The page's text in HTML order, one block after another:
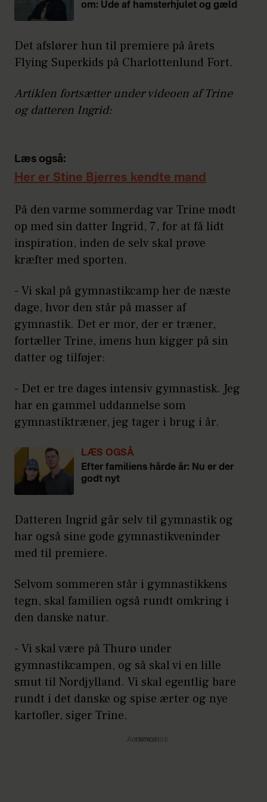
om: Ude af hamsterhjulet og gæld
Det afslører hun til premiere på årets
Flying Superkids på Charlottenlund Fort.
Artiklen fortsætter under videoen af Trine
og datteren Ingrid:
Læs også:
Her er Stine Bjerres kendte mand
På den varme sommerdag var Trine mødt
op med sin datter Ingrid, 7, for at få lidt
inspiration, inden de selv skal prøve
kræfter med sporten.
- Vi skal på gymnastikcamp her de næste
dage, hvor den står på masser af
gymnastik. Det er mor, der er træner,
fortæller Trine, imens hun kigger på sin
datter og tilføjer:
- Det er tre dages intensiv gymnastisk. Jeg
har en gammel uddannelse som
gymnastiktræner, jeg tager i brug i år.
LÆS OGSÅ
Efter familiens hårde år: Nu er der
godt nyt
Datteren Ingrid går selv til gymnastik og
har også sine gode gymnastikveninder
med til premiere.
Selvom sommeren står i gymnastikkens
tegn, skal familien også rundt omkring i
den danske natur.
- Vi skal være på Thurø under
gymnastikcampen, og så skal vi en lille
smut til Nordjylland. Vi skal egentlig bare
rundt i det danske og spise ærter og nye
kartofler, siger Trine.
Annonce